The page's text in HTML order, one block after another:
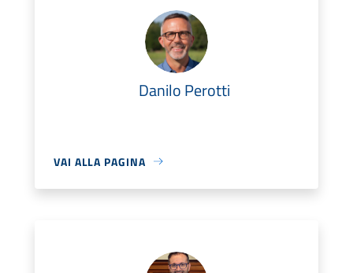
Danilo Perotti
VAI ALLA PAGINA